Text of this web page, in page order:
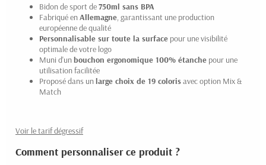
Bidon de sport de750ml sans BPA
Fabriqué enAllemagne , garantissant une production
européenne de qualité
Personnalisable sur toute la surface pour une visibilité
optimale de votre logo
Muni d'unbouchon ergonomique 100% étanche pour une
utilisation facilitée
Proposé dans unlarge choix de 19 colorisavec option Mix &
Match
Voir le tarif dégressif
Comment personnaliser ce produit ?